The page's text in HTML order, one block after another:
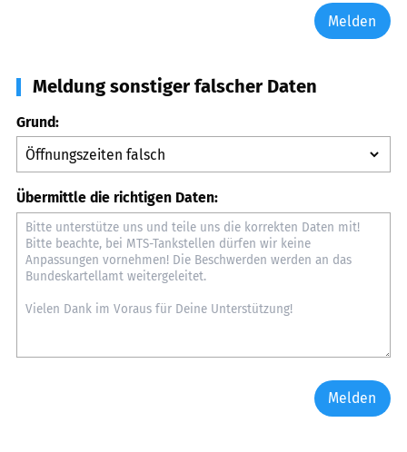
Melden
Meldung sonstiger falscher Daten
Grund:
Übermittle die richtigen Daten:
Melden